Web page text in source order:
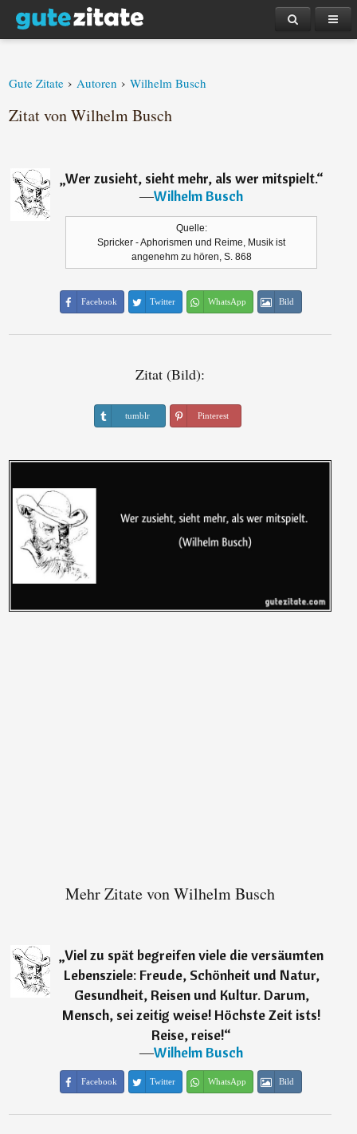
Gute Zitate › Autoren › Wilhelm Busch
Zitat von Wilhelm Busch
„Wer zusieht, sieht mehr, als wer mitspielt.“
―Wilhelm Busch
Quelle:
Spricker - Aphorismen und Reime, Musik ist
angenehm zu hören, S. 868
Facebook Twitter WhatsApp Bild
Zitat (Bild):
tumblr Pinterest
Mehr Zitate von Wilhelm Busch
„Viel zu spät begreifen viele die versäumten
Lebensziele: Freude, Schönheit und Natur,
Gesundheit, Reisen und Kultur. Darum,
Mensch, sei zeitig weise! Höchste Zeit ists!
Reise, reise!“
―Wilhelm Busch
Facebook Twitter WhatsApp Bild